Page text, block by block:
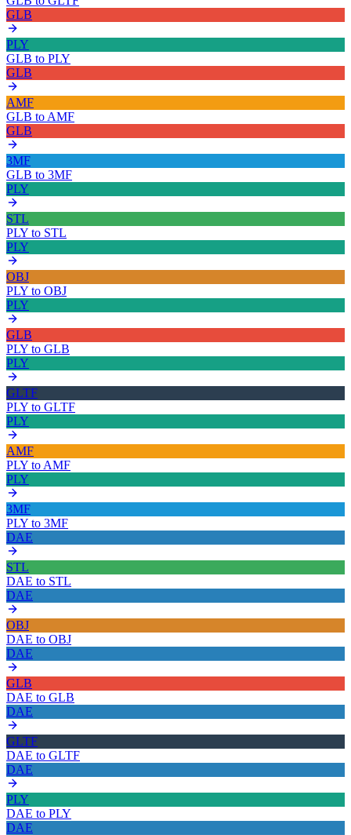
GLB
PLY
GLB to PLY
GLB
AMF
GLB to AMF
GLB
3MF
GLB to 3MF
PLY
STL
PLY to STL
PLY
OBJ
PLY to OBJ
PLY
GLB
PLY to GLB
PLY
GLTF
PLY to GLTF
PLY
AMF
PLY to AMF
PLY
3MF
PLY to 3MF
DAE
STL
DAE to STL
DAE
OBJ
DAE to OBJ
DAE
GLB
DAE to GLB
DAE
GLTF
DAE to GLTF
DAE
PLY
DAE to PLY
DAE